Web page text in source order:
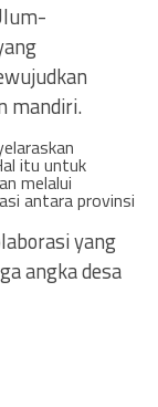
mandiri.
itu untuk
melalui
antara provinsi
yang
angka desa